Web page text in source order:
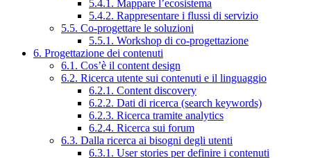
5.4.1. Mappare l’ecosistema
5.4.2. Rappresentare i flussi di servizio
5.5. Co-progettare le soluzioni
5.5.1. Workshop di co-progettazione
6. Progettazione dei contenuti
6.1. Cos’è il content design
6.2. Ricerca utente sui contenuti e il linguaggio
6.2.1. Content discovery
6.2.2. Dati di ricerca (search keywords)
6.2.3. Ricerca tramite analytics
6.2.4. Ricerca sui forum
6.3. Dalla ricerca ai bisogni degli utenti
6.3.1. User stories per definire i contenuti